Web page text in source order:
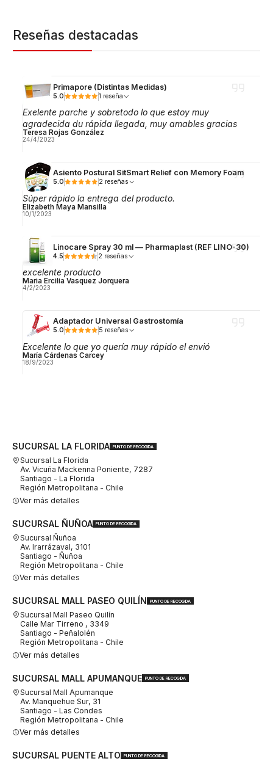
Reseñas destacadas
Primapore (Distintas Medidas)
5.0 1 reseña
Exelente parche y sobretodo lo que estoy muy
agradecida du rápida llegada, muy amables gracias
Teresa Rojas González
24/4/2023
Asiento Postural SitSmart Relief con Memory Foam
5.0 2 reseñas
Súper rápido la entrega del producto.
Elizabeth Maya Mansilla
10/1/2023
Linocare Spray 30 ml — Pharmaplast (REF LINO-30)
4.5 2 reseñas
excelente producto
Maria Ercilia Vasquez Jorquera
4/2/2023
Adaptador Universal Gastrostomía
5.0 5 reseñas
Excelente lo que yo quería muy rápido el envió
María Cárdenas Carcey
18/9/2023
SUCURSAL LA FLORIDA PUNTO DE RECOGIDA
Sucursal La Florida
Av. Vicuña Mackenna Poniente, 7287
Santiago - La Florida
Región Metropolitana - Chile
Ver más detalles
SUCURSAL ÑUÑOA PUNTO DE RECOGIDA
Sucursal Ñuñoa
Av. Irarrázaval, 3101
Santiago - Ñuñoa
Región Metropolitana - Chile
Ver más detalles
SUCURSAL MALL PASEO QUILÍN PUNTO DE RECOGIDA
Sucursal Mall Paseo Quilín
Calle Mar Tirreno , 3349
Santiago - Peñalolén
Región Metropolitana - Chile
Ver más detalles
SUCURSAL MALL APUMANQUE PUNTO DE RECOGIDA
Sucursal Mall Apumanque
Av. Manquehue Sur, 31
Santiago - Las Condes
Región Metropolitana - Chile
Ver más detalles
SUCURSAL PUENTE ALTO PUNTO DE RECOGIDA